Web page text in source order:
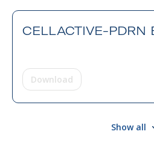
CELLACTIVE-PDRN
Download
Show all